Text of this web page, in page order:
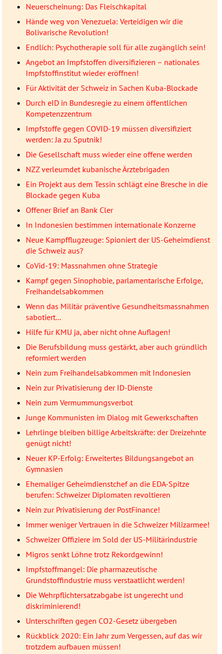
Neuerscheinung: Das Fleischkapital
Hände weg von Venezuela: Verteidigen wir die
Bolivarische Revolution!
Endlich: Psychotherapie soll für alle zugänglich sein!
Angebot an Impfstoffen diversifizieren – nationales
Impfstoffinstitut wieder eröffnen!
Für Aktivität der Schweiz in Sachen Kuba-Blockade
Durch eID in Bundesregie zu einem öffentlichen
Kompetenzzentrum
Impfstoffe gegen COVID-19 müssen diversifiziert
werden: Ja zu Sputnik!
Die Gesellschaft muss wieder eine offene werden
NZZ verleumdet kubanische Ärztebrigaden
Ein Projekt aus dem Tessin schlägt eine Bresche in die
Blockade gegen Kuba
Offener Brief an Bank Cler
In Indonesien bestimmen internationale Konzerne
Neue Kampfflugzeuge: Spioniert der US-Geheimdienst
die Schweiz aus?
CoVid-19: Massnahmen ohne Strategie
Kampf gegen Sinophobie, parlamentarische Erfolge,
Freihandelsabkommen
Wenn das Militär präventive Gesundheitsmassnahmen
sabotiert...
Hilfe für KMU ja, aber nicht ohne Auflagen!
Die Berufsbildung muss gestärkt, aber auch gründlich
reformiert werden
Nein zum Freihandelsabkommen mit Indonesien
Nein zur Privatisierung der ID-Dienste
Nein zum Vermummungsverbot
Junge Kommunisten im Dialog mit Gewerkschaften
Lehrlinge bleiben billige Arbeitskräfte: der Dreizehnte
genügt nicht!
Neuer KP-Erfolg: Erweitertes Bildungsangebot an
Gymnasien
Ehemaliger Geheimdienstchef an die EDA-Spitze
berufen: Schweizer Diplomaten revoltieren
Nein zur Privatisierung der PostFinance!
Immer weniger Vertrauen in die Schweizer Milizarmee!
Schweizer Offiziere im Sold der US-Militärindustrie
Migros senkt Löhne trotz Rekordgewinn!
Impfstoffmangel: Die pharmazeutische
Grundstoffindustrie muss verstaatlicht werden!
Die Wehrpflichtersatzabgabe ist ungerecht und
diskriminierend!
Unterschriften gegen CO2-Gesetz übergeben
Rückblick 2020: Ein Jahr zum Vergessen, auf das wir
trotzdem aufbauen müssen!